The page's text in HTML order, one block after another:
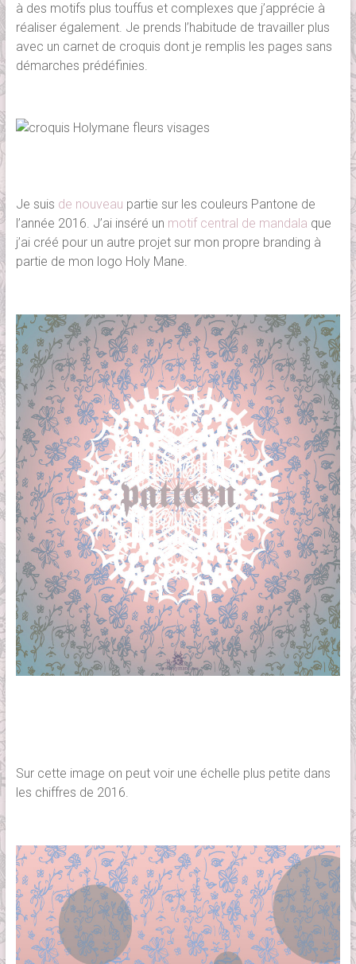
à des motifs plus touffus et complexes que j’apprécie à
réaliser également. Je prends l’habitude de travailler plus
avec un carnet de croquis dont je remplis les pages sans
démarches prédéfinies.
Je suis de nouveau partie sur les couleurs Pantone de
l’année 2016. J’ai inséré un motif central de mandala que
j’ai créé pour un autre projet sur mon propre branding à
partie de mon logo Holy Mane.
Sur cette image on peut voir une échelle plus petite dans
les chiffres de 2016.